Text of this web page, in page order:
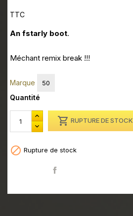
TTC
An fstarly boot.
Méchant remix break !!!
Marque 50
Quantité
 RUPTURE DE STOCK
 Rupture de stock